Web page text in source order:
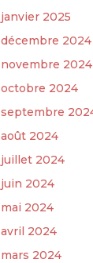
janvier 2025
décembre 2024
novembre 2024
octobre 2024
septembre
août 2024
juillet 2024
juin 2024
mai 2024
avril 2024
mars 2024